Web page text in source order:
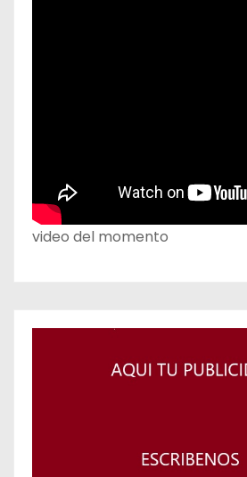
video del momento